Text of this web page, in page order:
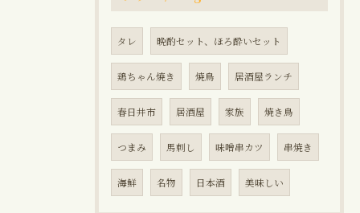
タレ 晩酌セット、ほろ酔いセット
鶏ちゃん焼き 焼鳥 居酒屋ランチ
春日井市 居酒屋 家族 焼き鳥
つまみ 馬刺し 味噌串カツ 串焼き
海鮮 名物 日本酒 美味しい